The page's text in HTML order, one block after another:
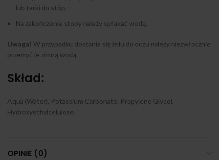
lub tarki do stóp.
Na zakończenie stopy należy spłukać wodą.
Uwaga! W przypadku dostania się żelu do oczu należy niezwłocznie
przemyć je zimną wodą.
Skład:
Aqua (Water), Potassium Carbonate, Propylene Glycol,
Hydroxyethylcelulose.
OPINIE (0)